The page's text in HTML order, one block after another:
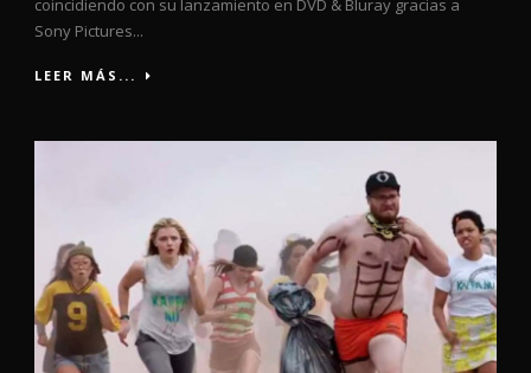
coincidiendo con su lanzamiento en DVD & Bluray gracias a
Sony Pictures...
LEER MÁS...